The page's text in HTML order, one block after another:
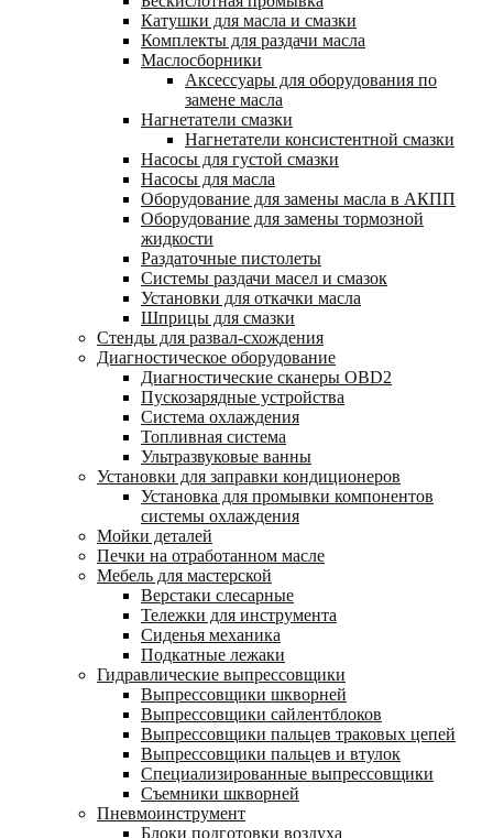
Катушки для масла и смазки
Комплекты для раздачи масла
Маслосборники
Аксессуары для оборудования по
замене масла
Нагнетатели смазки
Нагнетатели консистентной смазки
Насосы для густой смазки
Насосы для масла
Оборудование для замены масла в АКПП
Оборудование для замены тормозной
жидкости
Раздаточные пистолеты
Системы раздачи масел и смазок
Установки для откачки масла
Шприцы для смазки
Стенды для развал-схождения
Диагностическое оборудование
Диагностические сканеры OBD2
Пускозарядные устройства
Система охлаждения
Топливная система
Ультразвуковые ванны
Установки для заправки кондиционеров
Установка для промывки компонентов
системы охлаждения
Мойки деталей
Печки на отработанном масле
Мебель для мастерской
Верстаки слесарные
Тележки для инструмента
Сиденья механика
Подкатные лежаки
Гидравлические выпрессовщики
Выпрессовщики шкворней
Выпрессовщики сайлентблоков
Выпрессовщики пальцев траковых цепей
Выпрессовщики пальцев и втулок
Специализированные выпрессовщики
Cъемники шкворней
Пневмоинструмент
Блоки подготовки воздуха